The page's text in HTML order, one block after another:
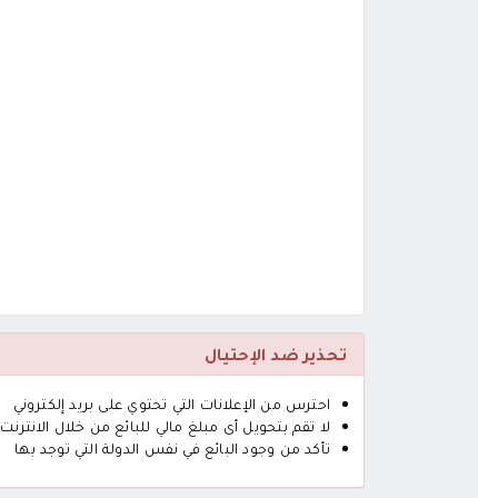
تحذير ضد الإحتيال
احترس من الإعلانات التي تحتوي على بريد إلكتروني
لا تقم بتحويل أى مبلغ مالي للبائع من خلال الانترنت
تأكد من وجود البائع في نفس الدولة التي توجد بها